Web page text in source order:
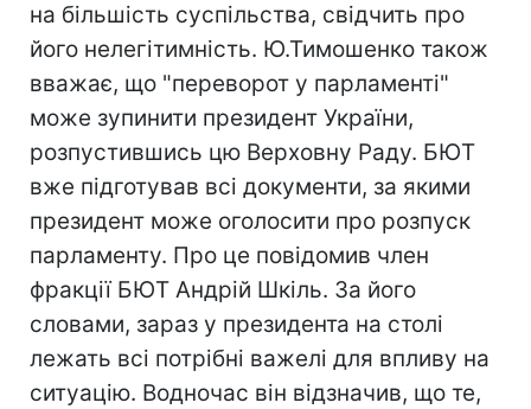
на більшість суспільства, свідчить про
його нелегітимність. Ю.Тимошенко також
вважає, що "переворот у парламенті"
може зупинити президент України,
розпустившись цю Верховну Раду. БЮТ
вже підготував всі документи, за якими
президент може оголосити про розпуск
парламенту. Про це повідомив член
фракції БЮТ Андрій Шкіль. За його
словами, зараз у президента на столі
лежать всі потрібні важелі для впливу на
ситуацію. Водночас він відзначив, що те,